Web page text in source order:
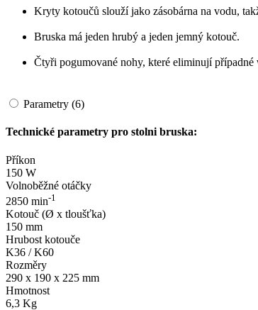
Kryty kotoučů slouží jako zásobárna na vodu,
Bruska má jeden hrubý a jeden jemný kotouč.
Čtyři pogumované nohy, které eliminují
Parametry (6)
Technické parametry pro stolni bruska:
Příkon
150 W
Volnoběžné otáčky
2850 min-1
Kotouč (Ø x tloušťka)
150 mm
Hrubost kotouče
K36 / K60
Rozměry
290 x 190 x 225 mm
Hmotnost
6,3 Kg